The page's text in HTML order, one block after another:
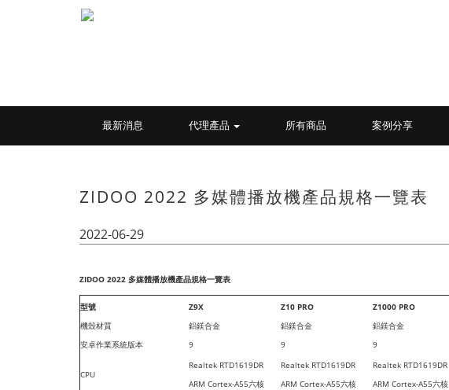
最新消息 代理產品 所有商品 案例分享
ZIDOO 2022 多媒體播放機產品規格一覽表
2022-06-29
ZIDOO 2022 多媒體播放機產品規格一覽表
型號 Z9X Z10 PRO Z1000 PRO
機殼材質
鋁鎂合金 鋁鎂合金 鋁鎂合金
安卓作業系統版本
9 9 9
CPU
Realtek RTD1619DR
ARM Cortex-A55六核
Realtek RTD1619DR
ARM Cortex-A55六核
Realtek RTD1619DR
ARM Cortex-A55六核